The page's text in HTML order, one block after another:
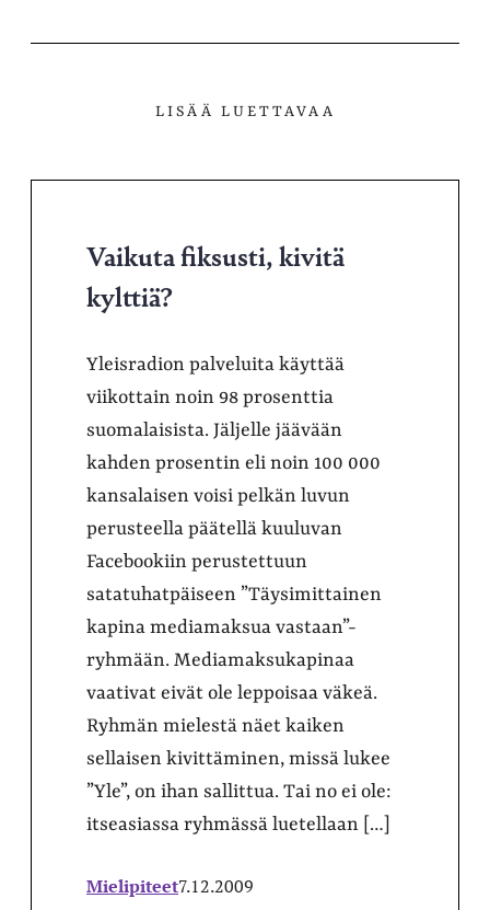
LISÄÄ LUETTAVAA
Vaikuta fiksusti, kivitä
kylttiä?
Yleisradion palveluita käyttää
viikottain noin 98 prosenttia
suomalaisista. Jäljelle jäävään
kahden prosentin eli noin 100 000
kansalaisen voisi pelkän luvun
perusteella päätellä kuuluvan
Facebookiin perustettuun
satatuhatpäiseen ”Täysimittainen
kapina mediamaksua vastaan”-
ryhmään. Mediamaksukapinaa
vaativat eivät ole leppoisaa väkeä.
Ryhmän mielestä näet kaiken
sellaisen kivittäminen, missä lukee
”Yle”, on ihan sallittua. Tai no ei ole:
itseasiassa ryhmässä luetellaan […]
Mielipiteet7.12.2009